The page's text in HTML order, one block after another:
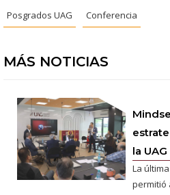
Posgrados UAG Conferencia
MÁS NOTICIAS
la UAG
La
permitió